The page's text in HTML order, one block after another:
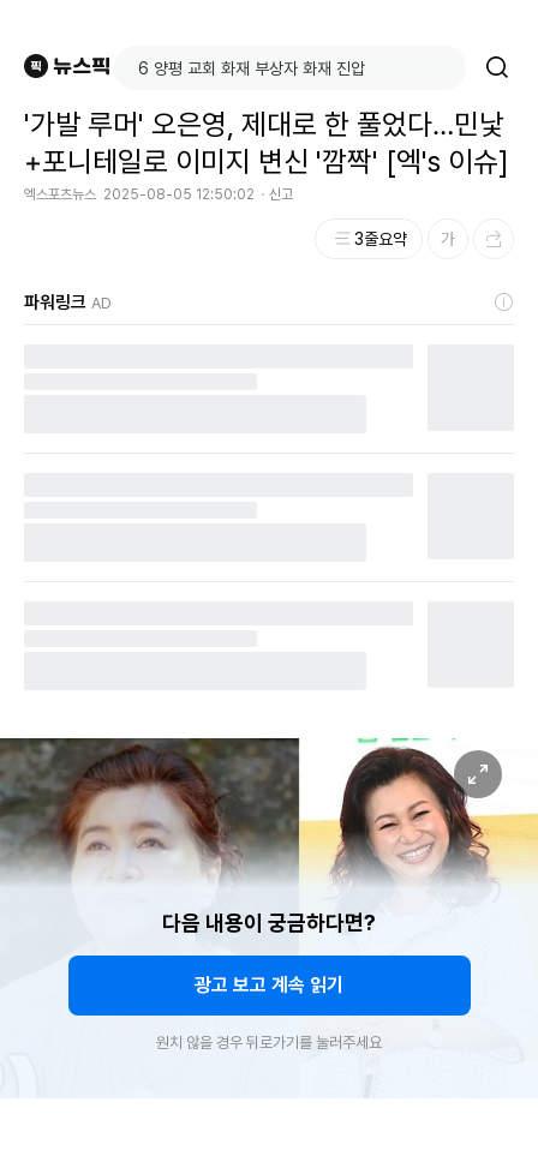
'가발 루머' 오은영, 제대로 한 풀었다…민낯
+포니테일로 이미지 변신 '깜짝' [엑's 이슈]
엑스포츠뉴스 2025-08-05 12:50:02 신고
3줄요약
파워링크 AD
다음 내용이 궁금하다면?
광고 보고 계속 읽기
원치 않을 경우 뒤로가기를 눌러주세요